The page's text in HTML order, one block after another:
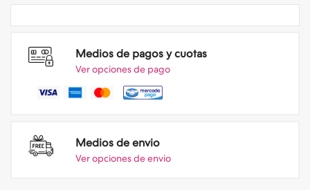
Medios de pagos y cuotas
Ver opciones de pago
Medios de envio
Ver opciones de envio